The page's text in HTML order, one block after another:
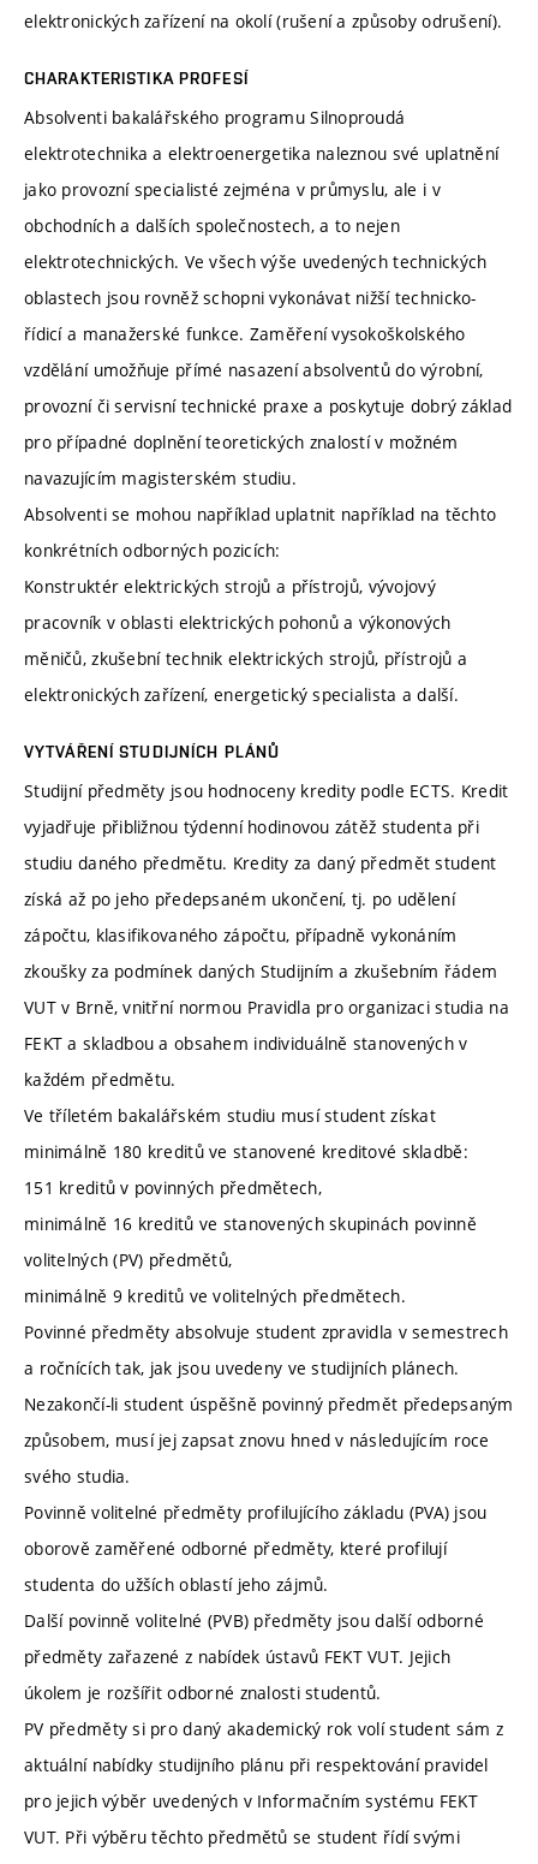
elektronických zařízení na okolí (rušení a způsoby odrušení).
CHARAKTERISTIKA PROFESÍ
Absolventi bakalářského programu Silnoproudá
elektrotechnika a elektroenergetika naleznou své uplatnění
jako provozní specialisté zejména v průmyslu, ale i v
obchodních a dalších společnostech, a to nejen
elektrotechnických. Ve všech výše uvedených technických
oblastech jsou rovněž schopni vykonávat nižší technicko-
řídicí a manažerské funkce. Zaměření vysokoškolského
vzdělání umožňuje přímé nasazení absolventů do výrobní,
provozní či servisní technické praxe a poskytuje dobrý základ
pro případné doplnění teoretických znalostí v možném
navazujícím magisterském studiu.
Absolventi se mohou například uplatnit například na těchto
konkrétních odborných pozicích:
Konstruktér elektrických strojů a přístrojů, vývojový
pracovník v oblasti elektrických pohonů a výkonových
měničů, zkušební technik elektrických strojů, přístrojů a
elektronických zařízení, energetický specialista a další.
VYTVÁŘENÍ STUDIJNÍCH PLÁNŮ
Studijní předměty jsou hodnoceny kredity podle ECTS. Kredit
vyjadřuje přibližnou týdenní hodinovou zátěž studenta při
studiu daného předmětu. Kredity za daný předmět student
získá až po jeho předepsaném ukončení, tj. po udělení
zápočtu, klasifikovaného zápočtu, případně vykonáním
zkoušky za podmínek daných Studijním a zkušebním řádem
VUT v Brně, vnitřní normou Pravidla pro organizaci studia na
FEKT a skladbou a obsahem individuálně stanovených v
každém předmětu.
Ve tříletém bakalářském studiu musí student získat
minimálně 180 kreditů ve stanovené kreditové skladbě:
151 kreditů v povinných předmětech,
minimálně 16 kreditů ve stanovených skupinách povinně
volitelných (PV) předmětů,
minimálně 9 kreditů ve volitelných předmětech.
Povinné předměty absolvuje student zpravidla v semestrech
a ročnících tak, jak jsou uvedeny ve studijních plánech.
Nezakončí-li student úspěšně povinný předmět předepsaným
způsobem, musí jej zapsat znovu hned v následujícím roce
svého studia.
Povinně volitelné předměty profilujícího základu (PVA) jsou
oborově zaměřené odborné předměty, které profilují
studenta do užších oblastí jeho zájmů.
Další povinně volitelné (PVB) předměty jsou další odborné
předměty zařazené z nabídek ústavů FEKT VUT. Jejich
úkolem je rozšířit odborné znalosti studentů.
PV předměty si pro daný akademický rok volí student sám z
aktuální nabídky studijního plánu při respektování pravidel
pro jejich výběr uvedených v Informačním systému FEKT
VUT. Při výběru těchto předmětů se student řídí svými